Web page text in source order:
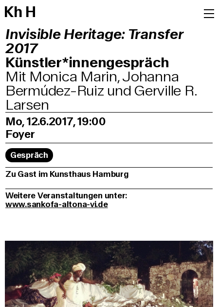
Kh H
Invisible Heritage: Transfer
2017
Künstler*innengespräch
Mit Monica Marin, Johanna
Bermúdez-Ruiz und Gerville R.
Larsen
Mo, 12.6.2017, 19:00
Foyer
Gespräch
Zu Gast im Kunsthaus Hamburg
Weitere Veranstaltungen unter:
www.sankofa-altona-vi.de